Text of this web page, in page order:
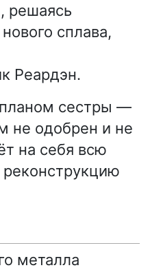
решаясь
сплава,
Реардэн.
сестры —
не одобрен и не
на себя всю
реконструкцию
металла